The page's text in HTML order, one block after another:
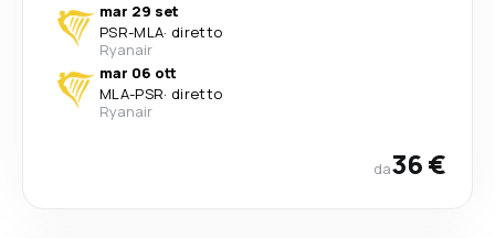
mar 29 set
PSR-MLA· diretto
Ryanair
mar 06 ott
MLA-PSR· diretto
Ryanair
da36 €